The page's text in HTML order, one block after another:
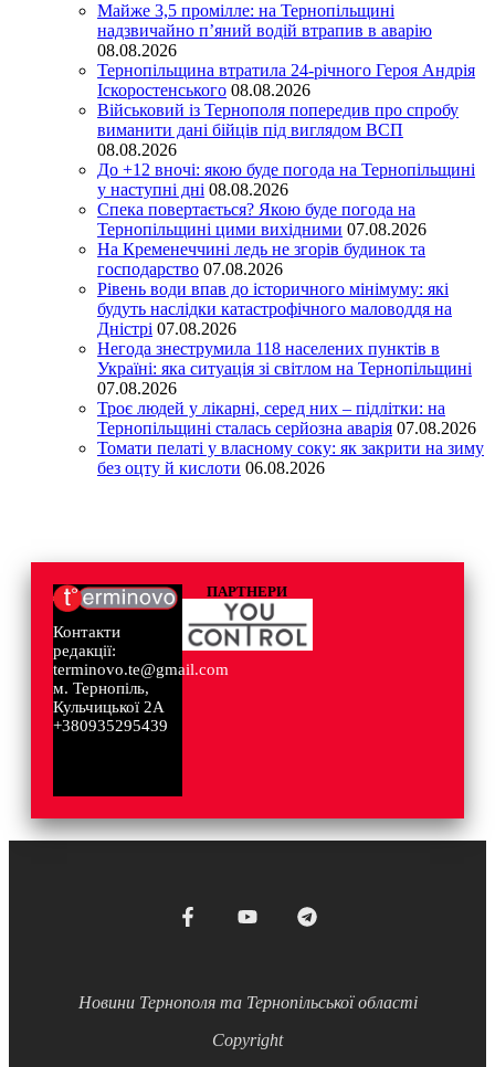
Майже 3,5 промілле: на Тернопільщині
надзвичайно п’яний водій втрапив в аварію
08.08.2026
Тернопільщина втратила 24-річного Героя Андрія
Іскоростенського 08.08.2026
Військовий із Тернополя попередив про спробу
виманити дані бійців під виглядом ВСП
08.08.2026
До +12 вночі: якою буде погода на Тернопільщині
у наступні дні 08.08.2026
Спека повертається? Якою буде погода на
Тернопільщині цими вихідними 07.08.2026
На Кременеччині ледь не згорів будинок та
господарство 07.08.2026
Рівень води впав до історичного мінімуму: які
будуть наслідки катастрофічного маловоддя на
Дністрі 07.08.2026
Негода знеструмила 118 населених пунктів в
Україні: яка ситуація зі світлом на Тернопільщині
07.08.2026
Троє людей у лікарні, серед них – підлітки: на
Тернопільщині сталась серйозна аварія 07.08.2026
Томати пелаті у власному соку: як закрити на зиму
без оцту й кислоти 06.08.2026
Контакти
редакції:
terminovo.te@gmail.com
м. Тернопіль,
Кульчицької 2А
+380935295439
ПАРТНЕРИ
Новини Тернополя та Тернопільської області
Copyright